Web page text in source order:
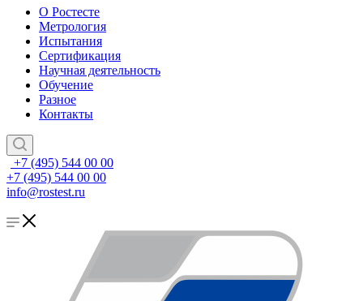
О Ростесте
Метрология
Испытания
Сертификация
Научная деятельность
Обучение
Разное
Контакты
+7 (495) 544 00 00
+7 (495) 544 00 00
info@rostest.ru